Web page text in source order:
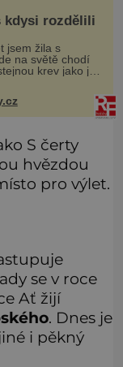
kdysi rozdělili
jsem žila s
na světě chodí
krev jako já.
vybavit
ještě malí, když
let mlad
S čerty
hvězdou
pro výlet.
se v roce
Ať žijí
. Dnes je
i pěkný